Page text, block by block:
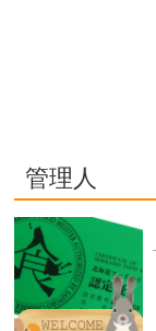
管理人